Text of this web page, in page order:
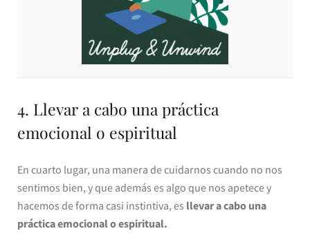
4. Llevar a cabo una práctica
emocional o espiritual
En cuarto lugar, una manera de cuidarnos cuando no nos
sentimos bien, y que además es algo que nos apetece y
hacemos de forma casi instintiva, es llevar a cabo una
práctica emocional o espiritual.